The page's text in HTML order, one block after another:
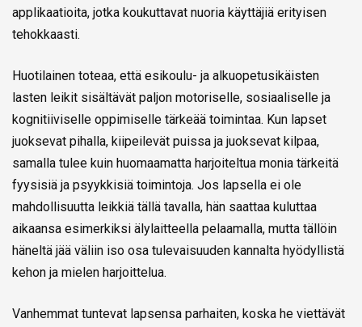
applikaatioita, jotka koukuttavat nuoria käyttäjiä erityisen
tehokkaasti.
Huotilainen toteaa, että esikoulu- ja alkuopetusikäisten
lasten leikit sisältävät paljon motoriselle, sosiaaliselle ja
kognitiiviselle oppimiselle tärkeää toimintaa. Kun lapset
juoksevat pihalla, kiipeilevät puissa ja juoksevat kilpaa,
samalla tulee kuin huomaamatta harjoiteltua monia tärkeitä
fyysisiä ja psyykkisiä toimintoja. Jos lapsella ei ole
mahdollisuutta leikkiä tällä tavalla, hän saattaa kuluttaa
aikaansa esimerkiksi älylaitteella pelaamalla, mutta tällöin
häneltä jää väliin iso osa tulevaisuuden kannalta hyödyllistä
kehon ja mielen harjoittelua.
Vanhemmat tuntevat lapsensa parhaiten, koska he viettävät